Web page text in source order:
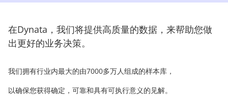
在Dynata，我们将提供高质量的数据，来帮助您做
出更好的业务决策。
我们拥有行业内最大的由7000多万人组成的样本库，
以确保您获得确定，可靠和具有可执行意义的见解。